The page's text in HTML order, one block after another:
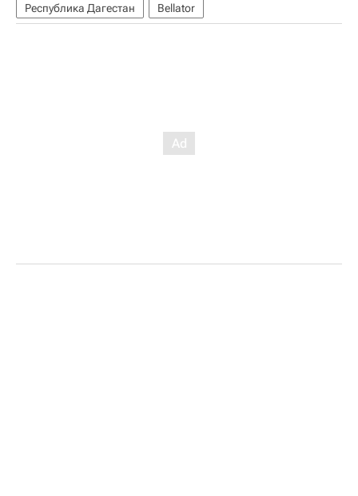
Республика Дагестан
Bellator